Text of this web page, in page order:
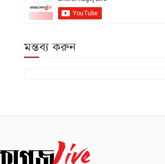
মন্তব্য করুন